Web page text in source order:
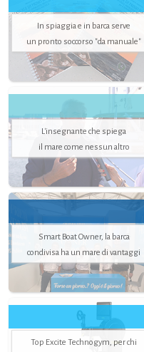
In spiaggia e in barca serve
un pronto soccorso "da manuale"
L'insegnante che spiega
il mare come nessun altro
Smart Boat Owner, la barca
condivisa ha un mare di vantaggi
Top Excite Technogym, per chi